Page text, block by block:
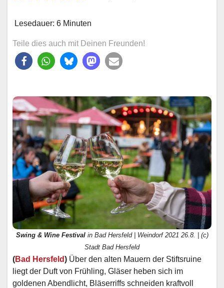
Lesedauer: 6 Minuten
Teile dies auch mit Deinen Freunden!
Swing & Wine Festivalin Bad Hersfeld | Weindorf 2021 26.8. | (c)
Stadt Bad Hersfeld
(Bad Hersfeld) Über den alten Mauern der Stiftsruine
liegt der Duft von Frühling, Gläser heben sich im
goldenen Abendlicht, Bläserriffs schneiden kraftvoll